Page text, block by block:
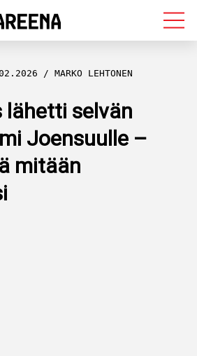
MARKO LEHTONEN
lähetti selvän
Joensuulle –
mitään